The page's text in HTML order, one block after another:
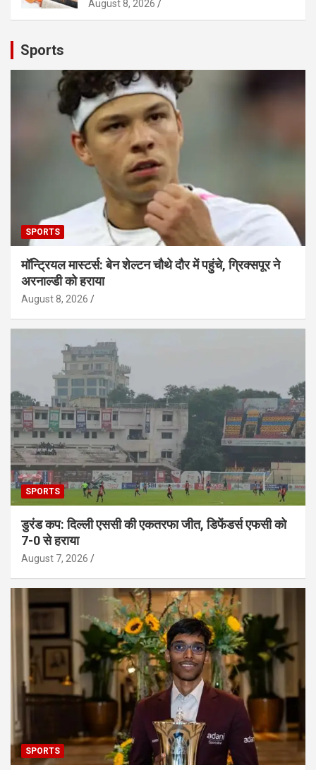
August 8, 2026
Sports
SPORTS
मॉन्ट्रियल मास्टर्स: बेन शेल्टन चौथे दौर में पहुंचे, ग्रिक्सपूर ने
अरनाल्डी को हराया
August 8, 2026
SPORTS
डुरंड कप: दिल्ली एससी की एकतरफा जीत, डिफेंडर्स एफसी को
7-0 से हराया
August 7, 2026
SPORTS